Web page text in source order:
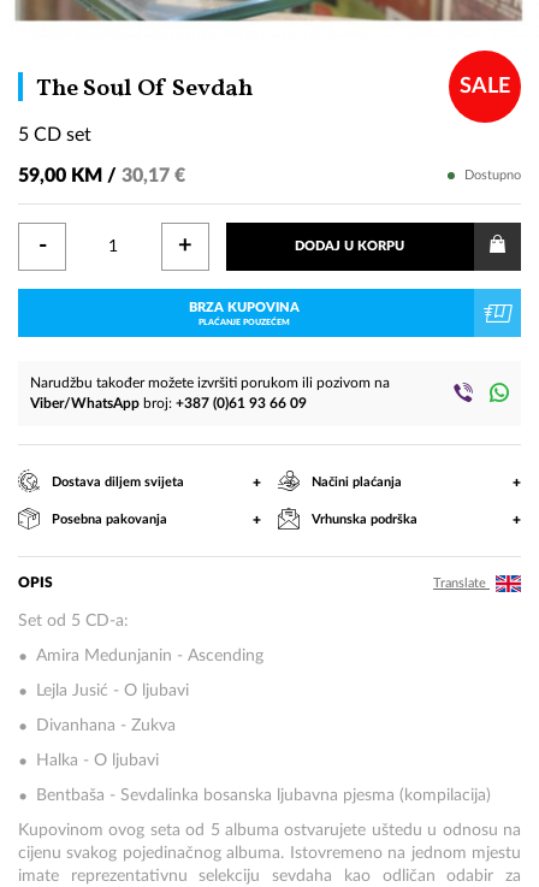
The Soul Of Sevdah5
SALE
5 CD set
59,00 KM / 30,17 € Dostupno
- + DODAJ U KORPU
BRZA KUPOVINA
PLAĆANJE POUZEĆEM
Narudžbu također možete izvršiti porukom ili pozivom na
Viber/WhatsApp broj: +387 (0)61 93 66 09
Dostava diljem svijeta + Načini plaćanja +
Posebna pakovanja + Vrhunska podrška +
OPIS Translate
Set od 5 CD-a:
Amira Medunjanin - Ascending
Lejla Jusić - O ljubavi
Divanhana - Zukva
Halka - O ljubavi
Bentbaša - Sevdalinka bosanska ljubavna pjesma (kompilacija)
Kupovinom ovog seta od 5 albuma ostvarujete uštedu u odnosu na
cijenu svakog pojedinačnog albuma. Istovremeno na jednom mjestu
imate reprezentativnu selekciju sevdaha kao odličan odabir za